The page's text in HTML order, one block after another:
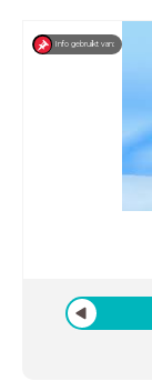
Info gebruikt van: